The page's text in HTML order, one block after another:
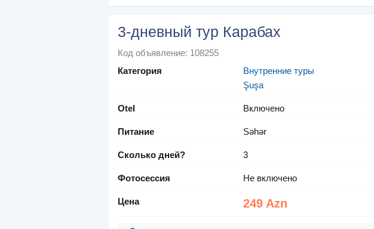
3-дневный тур Карабах
Код объявление: 108255
Категория
Внутренние туры
Şuşa
Otel Включено
Питание Səhər
Сколько дней? 3
Фотосессия Не включено
Цена 249 Azn